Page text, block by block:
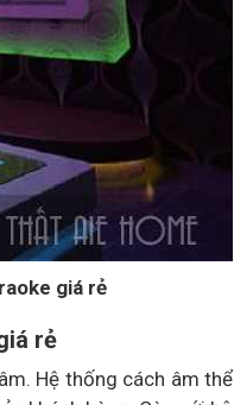
giá rẻ
rẻ
Hệ thống cách âm thể